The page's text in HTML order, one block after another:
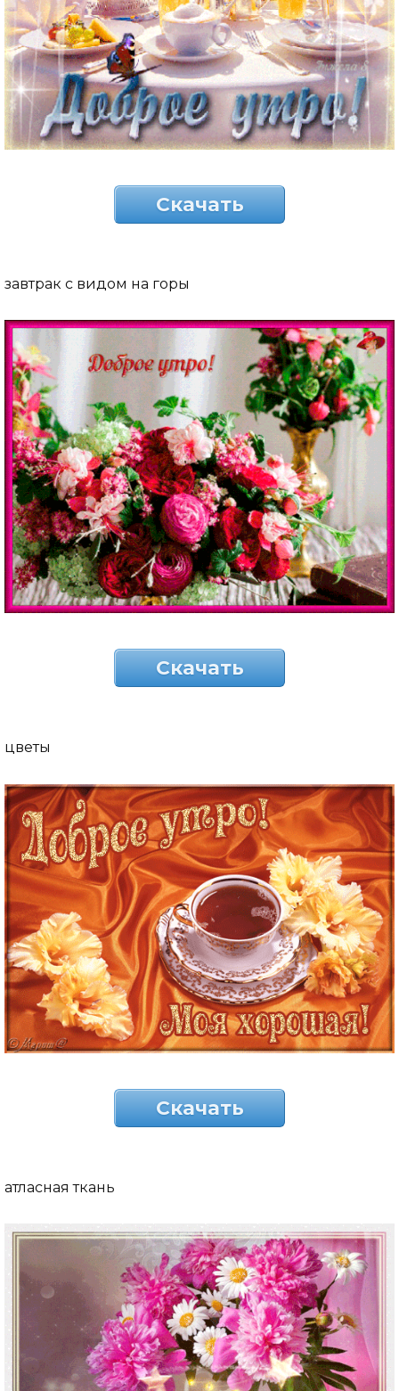
Скачать
завтрак с видом на горы
Скачать
цветы
Скачать
атласная ткань